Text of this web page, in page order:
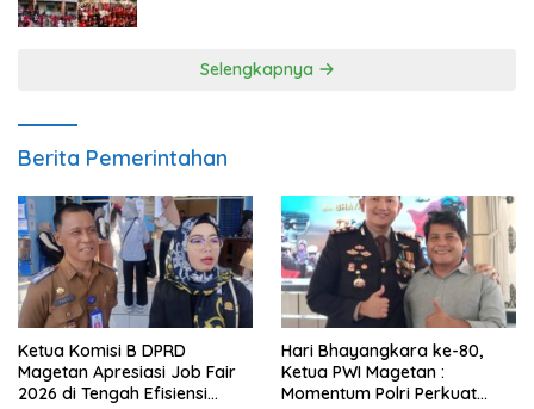
Selengkapnya
Berita Pemerintahan
Ketua Komisi B DPRD
Magetan Apresiasi Job Fair
2026 di Tengah Efisiensi
Hari Bhayangkara ke-80,
Ketua PWI Magetan :
Momentum Polri Perkuat